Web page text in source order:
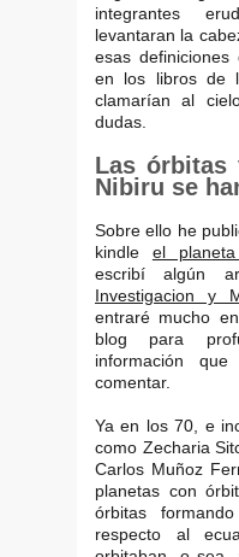
integrantes
levantaran la
esas
en los libros de
clamarían al
dudas.
Las órbitas
Nibiru se
Sobre ello he
kindle el
escribí algún
Investigacion y
entraré mucho
blog para
información
comentar.
Ya en los 70, e
como Zecharia
Carlos Muñoz
planetas con
órbitas
respecto al